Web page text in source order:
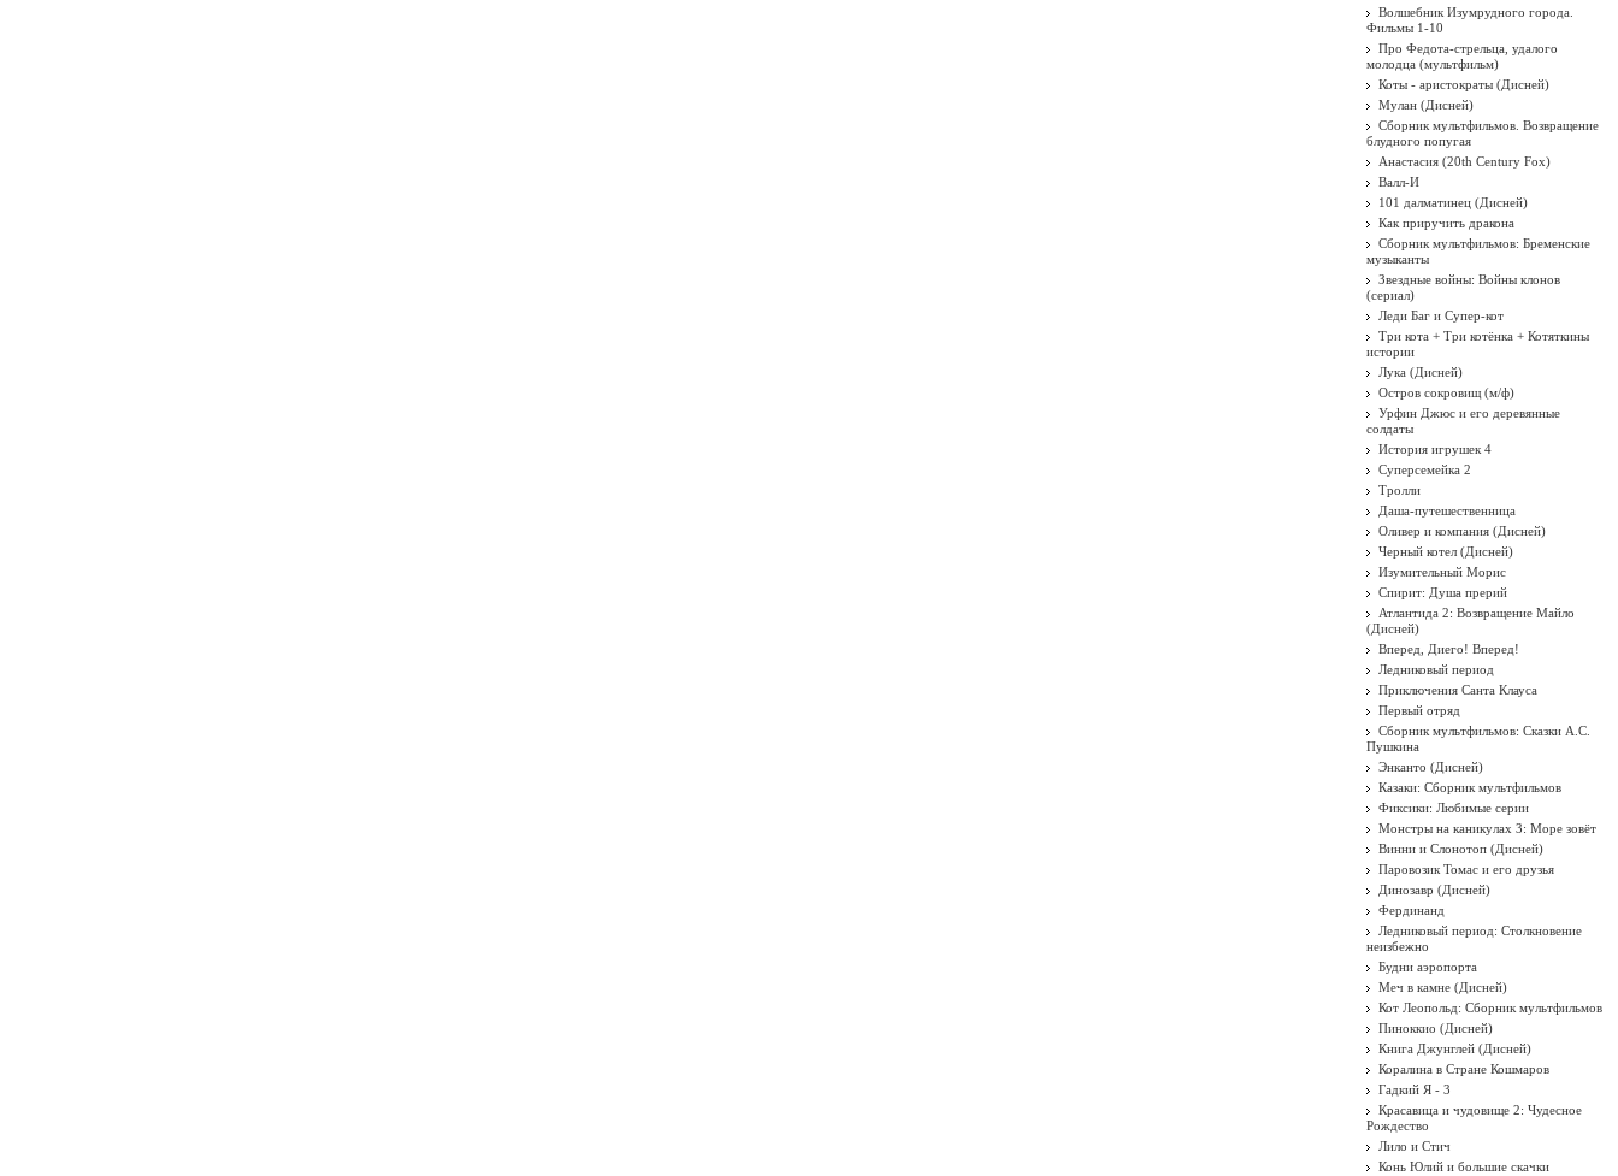
Волшебник Изумрудного города.
Фильмы 1-10
Про Федота-стрельца, удалого
молодца (мультфильм)
Коты - аристократы (Дисней)
Мулан (Дисней)
Сборник мультфильмов. Возвращение
блудного попугая
Анастасия (20th Century Fox)
Валл-И
101 далматинец (Дисней)
Как приручить дракона
Сборник мультфильмов: Бременские
музыканты
Звездные войны: Войны клонов
(сериал)
Леди Баг и Супер-кот
Три кота + Три котёнка + Котяткины
истории
Лука (Дисней)
Остров сокровищ (м/ф)
Урфин Джюс и его деревянные
солдаты
История игрушек 4
Суперсемейка 2
Тролли
Даша-путешественница
Оливер и компания (Дисней)
Черный котел (Дисней)
Изумительный Морис
Спирит: Душа прерий
Атлантида 2: Возвращение Майло
(Дисней)
Вперед, Диего! Вперед!
Ледниковый период
Приключения Санта Клауса
Первый отряд
Сборник мультфильмов: Сказки А.С.
Пушкина
Энканто (Дисней)
Казаки: Сборник мультфильмов
Фиксики: Любимые серии
Монстры на каникулах 3: Море зовёт
Винни и Слонотоп (Дисней)
Паровозик Томас и его друзья
Динозавр (Дисней)
Фердинанд
Ледниковый период: Столкновение
неизбежно
Будни аэропорта
Меч в камне (Дисней)
Кот Леопольд: Сборник мультфильмов
Пиноккио (Дисней)
Книга Джунглей (Дисней)
Коралина в Стране Кошмаров
Гадкий Я - 3
Красавица и чудовище 2: Чудесное
Рождество
Лило и Стич
Конь Юлий и большие скачки